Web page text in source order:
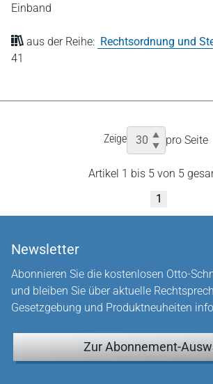
Einband
aus der Reihe: Rechtsordnung und
41
Zeige pro Seite
Artikel 1 bis 5 von 5
1
Newsletter
Abonnieren Sie die kostenlosen Otto-
und bleiben Sie über aktuelle
Gesetzgebung und Produktneuheiten
Zur Abonnement-